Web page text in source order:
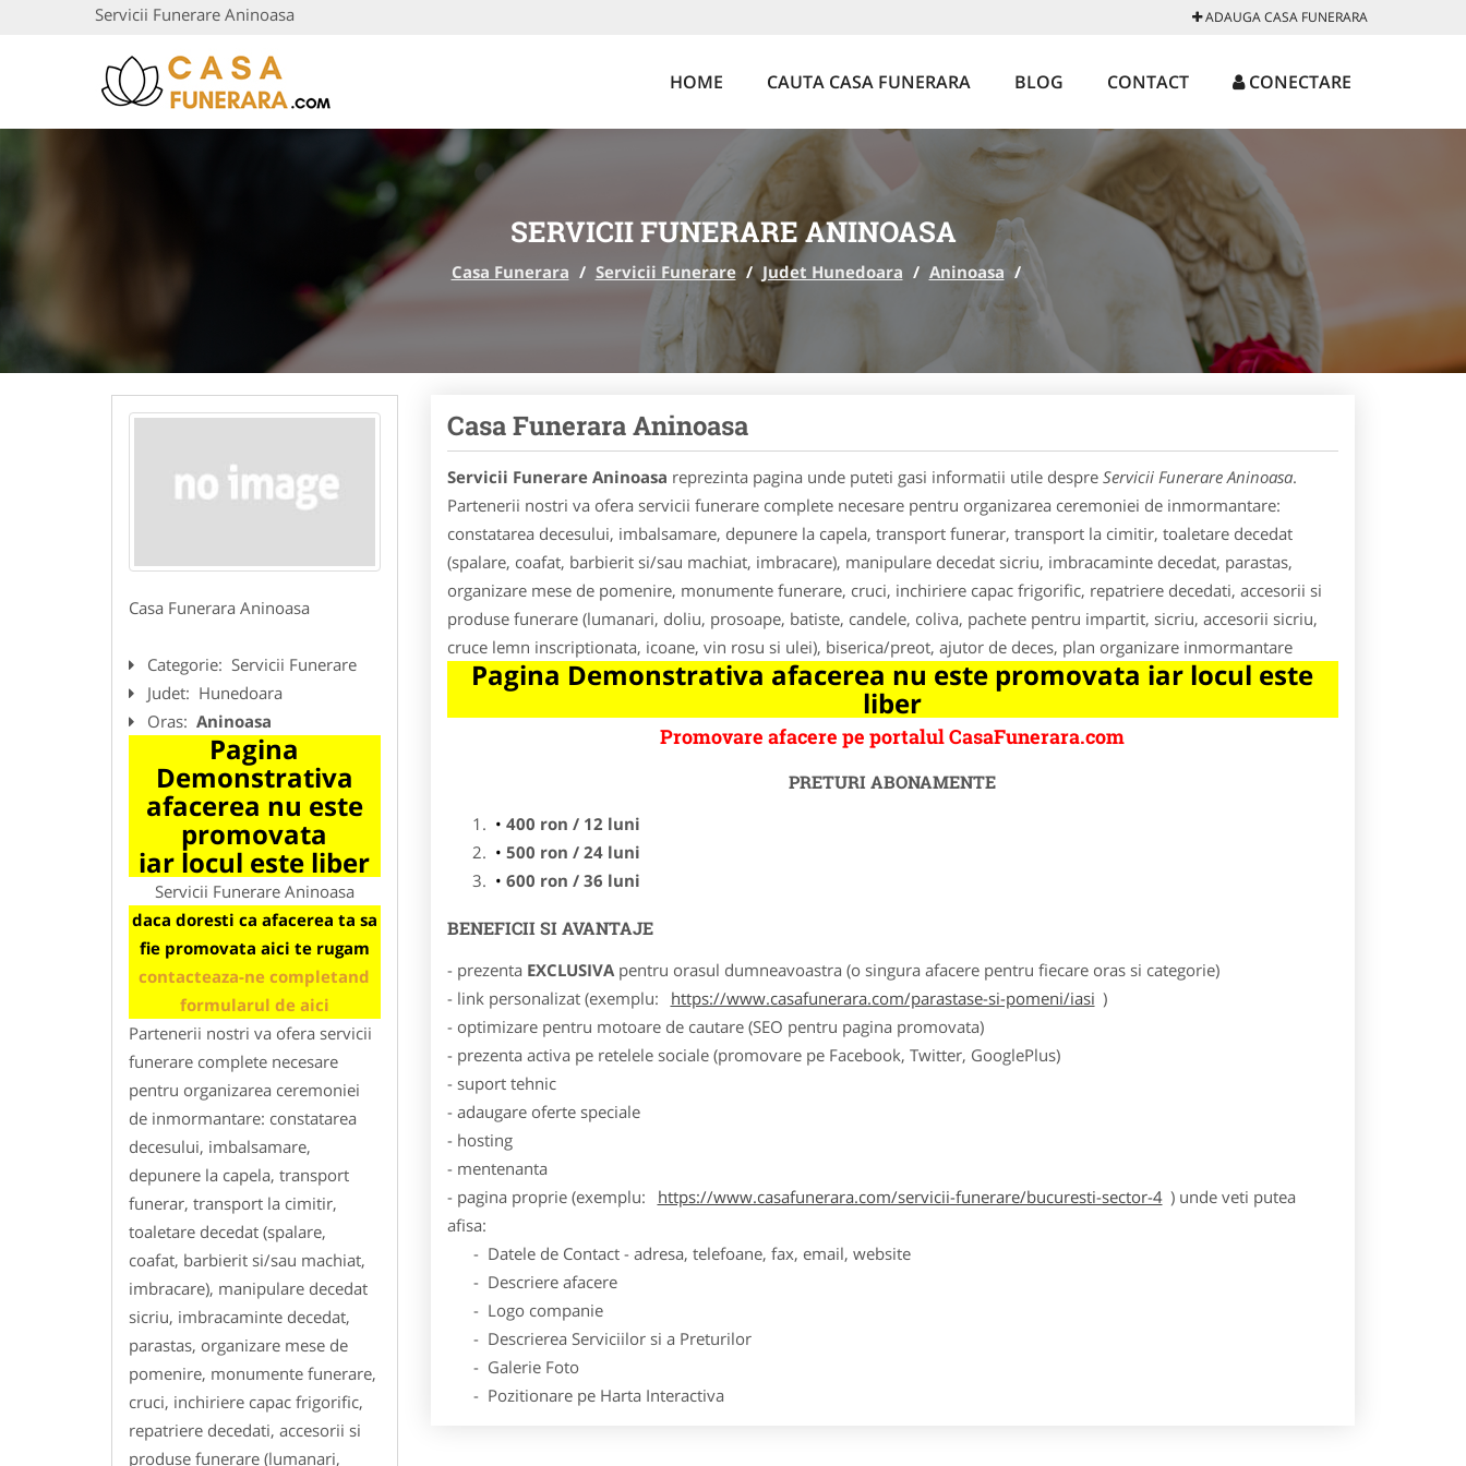
Servicii Funerare Aninoasa ADAUGA CASA FUNERARA
HOME CAUTA CASA FUNERARA BLOG CONTACT CONECTARE
SERVICII FUNERARE ANINOASA
Casa Funerara / Servicii Funerare / Judet Hunedoara / Aninoasa /
Casa Funerara Aninoasa
Categorie: Servicii Funerare
Judet: Hunedoara
Oras: Aninoasa
Pagina
Demonstrativa
afacerea nu este
promovata
iar locul este liber
Servicii Funerare Aninoasa
daca doresti ca afacerea ta sa
fie promovata aici te rugam
contacteaza-ne completand
formularul de aici
Partenerii nostri va ofera servicii
funerare complete necesare
pentru organizarea ceremoniei
de inmormantare: constatarea
decesului, imbalsamare,
depunere la capela, transport
funerar, transport la cimitir,
toaletare decedat (spalare,
coafat, barbierit si/sau machiat,
imbracare), manipulare decedat
sicriu, imbracaminte decedat,
parastas, organizare mese de
pomenire, monumente funerare,
cruci, inchiriere capac frigorific,
repatriere decedati, accesorii si
produse funerare (lumanari,
Casa Funerara Aninoasa
Servicii Funerare Aninoasa reprezinta pagina unde puteti gasi informatii utile despre Servicii Funerare Aninoasa.
Partenerii nostri va ofera servicii funerare complete necesare pentru organizarea ceremoniei de inmormantare:
constatarea decesului, imbalsamare, depunere la capela, transport funerar, transport la cimitir, toaletare decedat
(spalare, coafat, barbierit si/sau machiat, imbracare), manipulare decedat sicriu, imbracaminte decedat, parastas,
organizare mese de pomenire, monumente funerare, cruci, inchiriere capac frigorific, repatriere decedati, accesorii si
produse funerare (lumanari, doliu, prosoape, batiste, candele, coliva, pachete pentru impartit, sicriu, accesorii sicriu,
cruce lemn inscriptionata, icoane, vin rosu si ulei), biserica/preot, ajutor de deces, plan organizare inmormantare
Pagina Demonstrativa afacerea nu este promovata iar locul este
liber
Promovare afacere pe portalul CasaFunerara.com
PRETURI ABONAMENTE
400 ron / 12 luni
500 ron / 24 luni
600 ron / 36 luni
BENEFICII SI AVANTAJE
- prezenta EXCLUSIVApentru orasul dumneavoastra (o singura afacere pentru fiecare oras si categorie)
- link personalizat (exemplu:
https://www.casafunerara.com/parastase-si-pomeni/iasi )
- optimizare pentru motoare de cautare (SEO pentru pagina promovata)
- prezenta activa pe retelele sociale (promovare pe Facebook, Twitter, GooglePlus)
- suport tehnic
- adaugare oferte speciale
- hosting
- mentenanta
- pagina proprie (exemplu:
https://www.casafunerara.com/servicii-funerare/bucuresti-sector-4 ) unde veti putea
afisa:
- Datele de Contact - adresa, telefoane, fax, email, website
- Descriere afacere
- Logo companie
- Descrierea Serviciilor si a Preturilor
- Galerie Foto
- Pozitionare pe Harta Interactiva